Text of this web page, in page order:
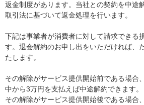
返金制度があります。当社との契約を中途
取引法に基づいて返金処理を行います。
下記は事業者が消費者に対して請求できる
す。退会解約のお申し出をいただければ、
たします。
その解除がサービス提供開始前である場合
中から3万円を支払えば中途解約できます。
その解除がサービス提供開始後である場合